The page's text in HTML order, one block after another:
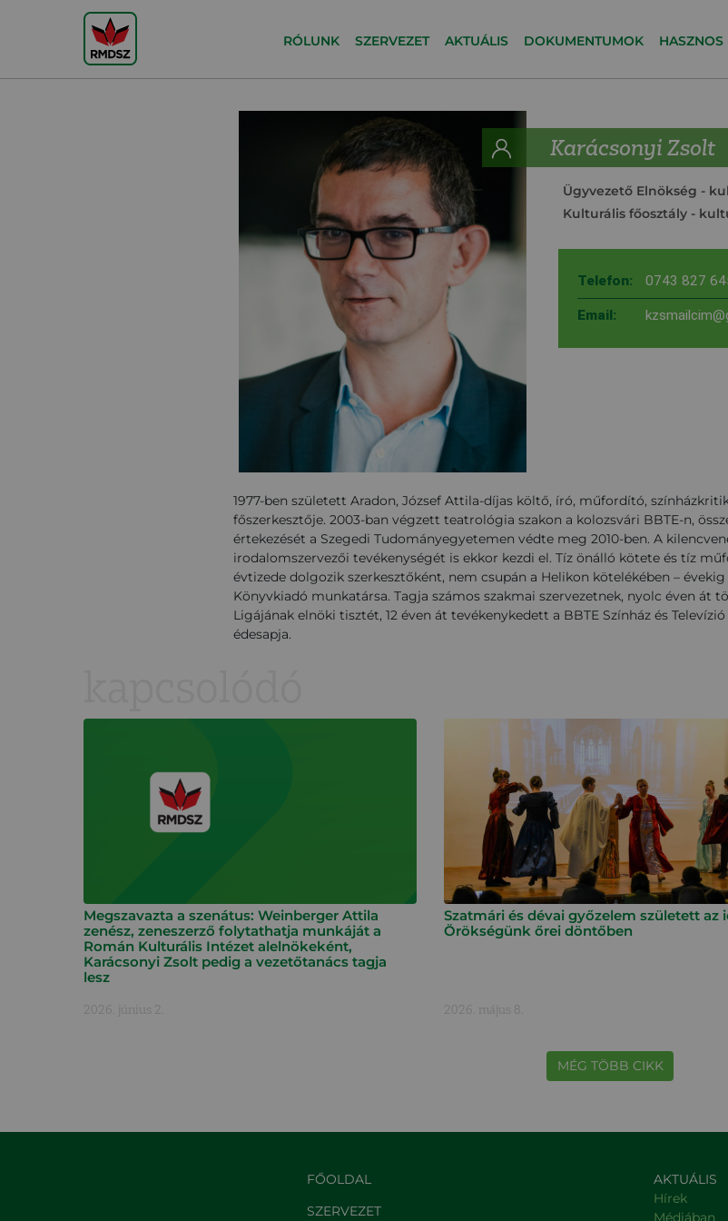
RÓLUNK SZERVEZET AKTUÁLIS DOKUMENTUMOK HASZNOS
Karácsonyi Zsolt
Ügyvezető Elnökség -
Kulturális főosztály-
Telefon: 0743 827
Email:
1977-ben született Aradon, József Attila-díjas költő, író, műfordító,
főszerkesztője. 2003-ban végzett teatrológia szakon a kolozsvári BBTE-n,
értekezését a Szegedi Tudományegyetemen védte meg 2010-ben. A
irodalomszervezői tevékenységét is ekkor kezdi el. Tíz önálló kötete és tíz
évtizede dolgozik szerkesztőként, nem csupán a Helikon kötelékében –
Könyvkiadó munkatársa. Tagja számos szakmai szervezetnek, nyolc éven át
Ligájának elnöki tisztét, 12 éven át tevékenykedett a BBTE Színház és
édesapja.
Megszavazta a szenátus: Weinberger Attila
zenész, zeneszerző folytathatja munkáját a
Román Kulturális Intézet alelnökeként,
Karácsonyi Zsolt pedig a vezetőtanács tagja
lesz
2026. június 2.
Szatmári és dévai győzelem született az
Örökségünk őrei döntőben
2026. május 8.
MÉG TÖBB CIKK
FŐOLDAL
SZERVEZET
AKTUÁLIS
Hírek
Médiában